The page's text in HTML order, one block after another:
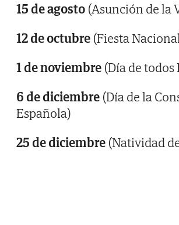
15 de agosto (Asunción de la
12 de octubre (Fiesta
1 de noviembre (Día de todos
6 de diciembre (Día de la
Española)
25 de diciembre (Natividad